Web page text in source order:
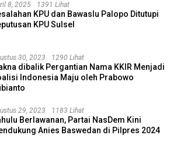
8, 2025 1391 Lihat
KPU dan Bawaslu Palopo Ditutupi
KPU Sulsel
30, 2023 1290 Lihat
dibalik Pergantian Nama KKIR Menjadi
Indonesia Maju oleh Prabowo
29, 2023 1183 Lihat
Berlawanan, Partai NasDem Kini
Anies Baswedan di Pilpres 2024